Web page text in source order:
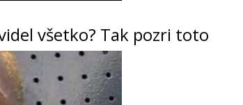
všetko? Tak pozri toto